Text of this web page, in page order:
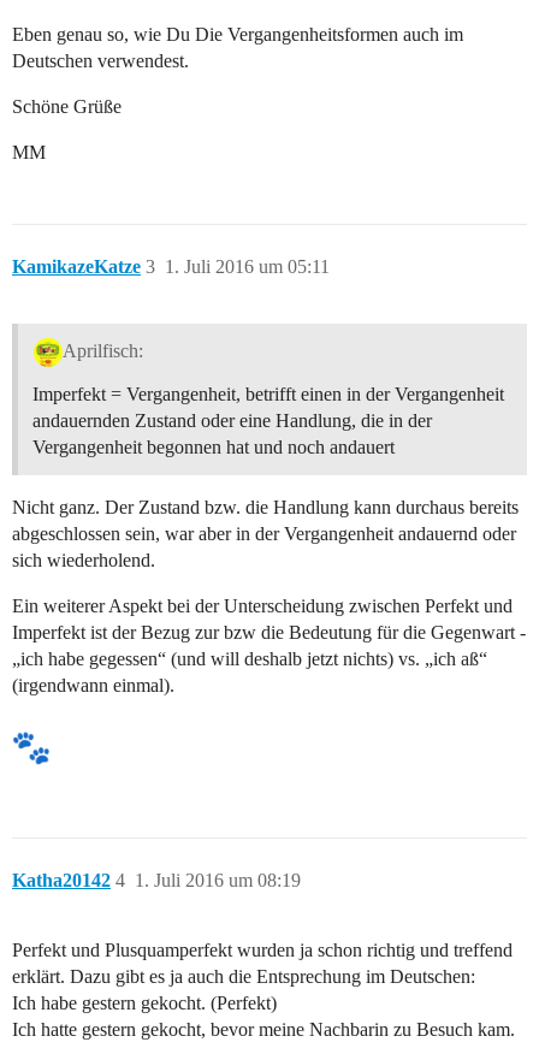
Eben genau so, wie Du Die Vergangenheitsformen auch im
Deutschen verwendest.
Schöne Grüße
MM
KamikazeKatze 1. Juli 2016 um 05:11
3
Aprilfisch:
Imperfekt = Vergangenheit, betrifft einen in der Vergangenheit
andauernden Zustand oder eine Handlung, die in der
Vergangenheit begonnen hat und noch andauert
Nicht ganz. Der Zustand bzw. die Handlung kann durchaus bereits
abgeschlossen sein, war aber in der Vergangenheit andauernd oder
sich wiederholend.
Ein weiterer Aspekt bei der Unterscheidung zwischen Perfekt und
Imperfekt ist der Bezug zur bzw die Bedeutung für die Gegenwart -
„ich habe gegessen“ (und will deshalb jetzt nichts) vs. „ich aß“
(irgendwann einmal).
Katha20142 1. Juli 2016 um 08:19
4
Perfekt und Plusquamperfekt wurden ja schon richtig und treffend
erklärt. Dazu gibt es ja auch die Entsprechung im Deutschen:
Ich habe gestern gekocht. (Perfekt)
Ich hatte gestern gekocht, bevor meine Nachbarin zu Besuch kam.